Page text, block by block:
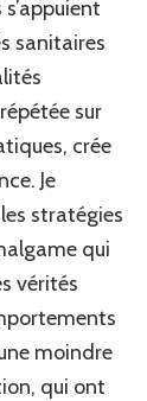
sanitaires
sur
crée
Je
stratégies
qui
vérités
moindre
qui ont